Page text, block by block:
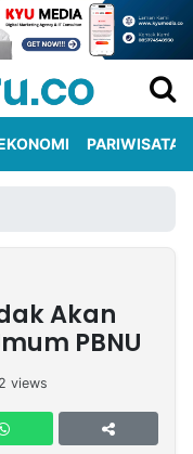
PARIWISATA
Akan
PBNU
2 views